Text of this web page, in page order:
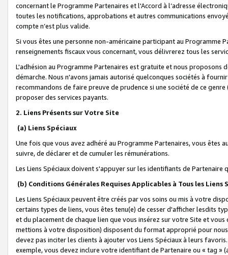
concernant le Programme Partenaires et l'Accord à l’adresse
toutes les notifications, approbations et autres communications
compte n’est plus valide.
Si vous êtes une personne non-américaine participant au
renseignements fiscaux vous concernant, vous délivrerez tous les
L'adhésion au Programme Partenaires est gratuite et nous proposons
démarche. Nous n'avons jamais autorisé quelconques sociétés à
recommandons de faire preuve de prudence si une société de ce
proposer des services payants.
2. Liens Présents sur Votre Site
(a) Liens Spéciaux
Une fois que vous avez adhéré au Programme Partenaires, vous êtes
suivre, de déclarer et de cumuler les rémunérations.
Les Liens Spéciaux doivent s'appuyer sur les identifiants de Partenaire
(b) Conditions Générales Requises Applicables à Tous les Liens
Les Liens Spéciaux peuvent être créés par vos soins ou mis à votre
certains types de liens, vous êtes tenu(e) de cesser d'afficher lesdits
et du placement de chaque lien que vous insérez sur votre Site et
mettions à votre disposition) disposent du format approprié pour
devez pas inciter les clients à ajouter vos Liens Spéciaux à leurs
exemple, vous devez inclure votre identifiant de Partenaire ou « tag